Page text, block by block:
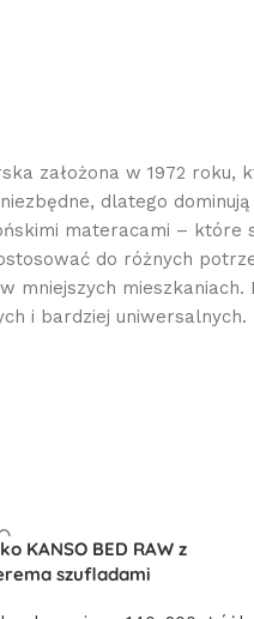
założona w 1972
dlatego
materacami –
do różnych
mniejszych
i bardziej uniwersalnych.
KANSO BED RAW z
szufladami